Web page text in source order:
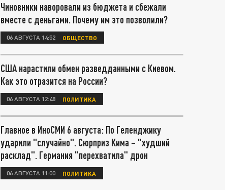
Чиновники наворовали из бюджета и сбежали
вместе с деньгами. Почему им это позволили?
06 АВГУСТА 14:52 ОБЩЕСТВО
США нарастили обмен разведданными с Киевом.
Как это отразится на России?
06 АВГУСТА 12:48 ПОЛИТИКА
Главное в ИноСМИ 6 августа: По Геленджику
ударили "случайно". Сюрприз Кима – "худший
расклад". Германия "перехватила" дрон
06 АВГУСТА 11:00 ПОЛИТИКА